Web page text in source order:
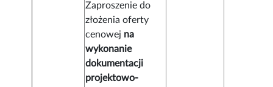
Zaproszenie do
złożenia oferty
cenowej na
wykonanie
dokumentacji
projektowo-